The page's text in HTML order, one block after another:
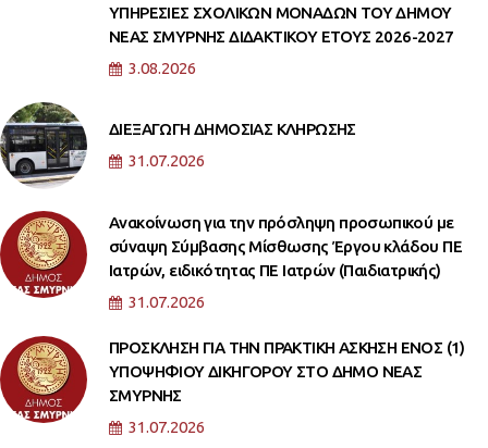
ΥΠΗΡΕΣΙΕΣ ΣΧΟΛΙΚΩΝ ΜΟΝΑΔΩΝ ΤΟΥ ΔΗΜΟΥ
ΝΕΑΣ ΣΜΥΡΝΗΣ ΔΙΔΑΚΤΙΚΟΥ ΕΤΟΥΣ 2026-2027
3.08.2026
ΔΙΕΞΑΓΩΓΗ ΔΗΜΟΣΙΑΣ ΚΛΗΡΩΣΗΣ
31.07.2026
Ανακοίνωση για την πρόσληψη προσωπικού με
σύναψη Σύμβασης Μίσθωσης Έργου κλάδου ΠΕ
Ιατρών, ειδικότητας ΠΕ Ιατρών (Παιδιατρικής)
31.07.2026
ΠΡΟΣΚΛΗΣΗ ΓΙΑ ΤΗΝ ΠΡΑΚΤΙΚΗ ΑΣΚΗΣΗ ΕΝΟΣ (1)
ΥΠΟΨΗΦΙΟΥ ΔΙΚΗΓΟΡΟΥ ΣΤΟ ΔΗΜΟ ΝΕΑΣ
ΣΜΥΡΝΗΣ
31.07.2026